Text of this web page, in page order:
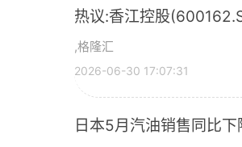
热议:香江控股
,格隆汇
2026-06-30 17:07:31
日本5月汽油销售同比